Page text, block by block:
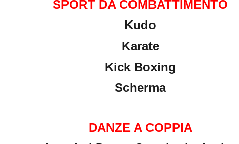
SPORT DA COMBATTIMENTO
Kudo
Karate
Kick Boxing
Scherma
DANZE A COPPIA